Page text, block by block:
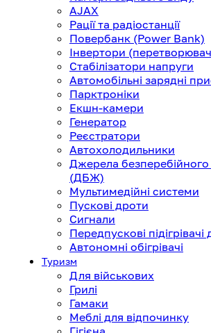
AJAX
Рації та радіостанції
Повербанк (Power Bank)
Інвертори
Стабілізатори напруги
Автомобільні зарядні
Парктроніки
Екшн-камери
Генератор
Реєстратори
Автохолодильники
Джерела
(ДБЖ)
Мультимедійні системи
Пускові дроти
Сигнали
Передпускові підігрівачі
Автономні обігрівачі
Туризм
Для військових
Грилі
Гамаки
Меблі для відпочинку